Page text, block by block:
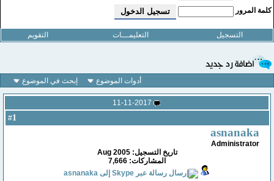
كلمة المرور
التسجيل التعليمـــات التقويم
أدوات الموضوع إبحث في الموضوع
11-11-2017
asnanaka
Administrator
تاريخ التسجيل: Aug 2005
المشاركات: 7,666